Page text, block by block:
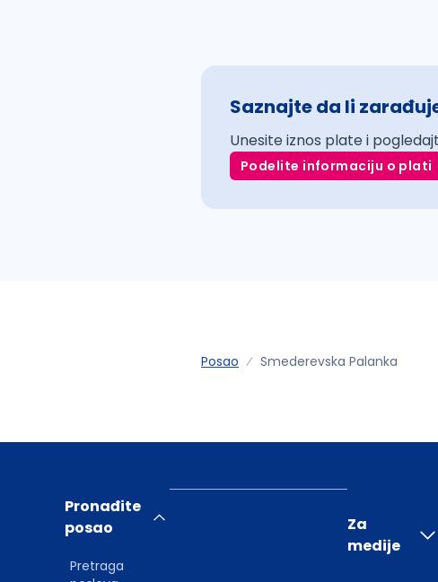
Saznajte da li
Unesite iznos plate i
Podelite informaciju o plati
Posao Smederevska Palanka
Pronađite
posao
Pretraga
Za
medije